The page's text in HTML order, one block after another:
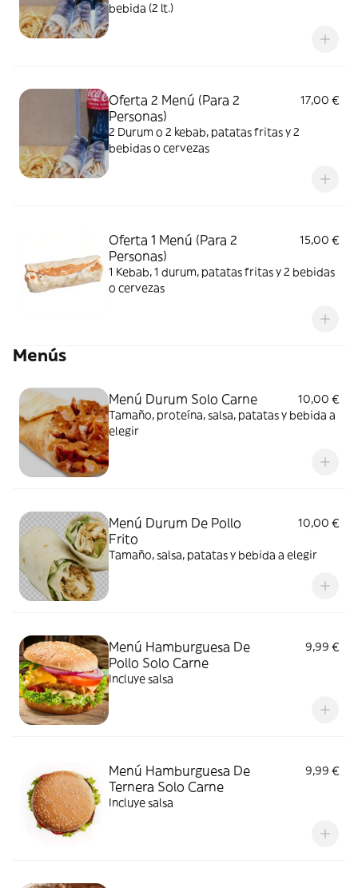
bebida (2 lt.)
Oferta 2 Menú (Para 2
Personas)
17,00 €
2 Durum o 2 kebab, patatas fritas y 2
bebidas o cervezas
Oferta 1 Menú (Para 2
Personas)
15,00 €
1 Kebab, 1 durum, patatas fritas y 2 bebidas
o cervezas
Menús
Menú Durum Solo Carne
10,00 €
Tamaño, proteína, salsa, patatas y bebida a
elegir
Menú Durum De Pollo
Frito
10,00 €
Tamaño, salsa, patatas y bebida a elegir
Menú Hamburguesa De
Pollo Solo Carne
9,99 €
Incluye salsa
Menú Hamburguesa De
Ternera Solo Carne
9,99 €
Incluye salsa